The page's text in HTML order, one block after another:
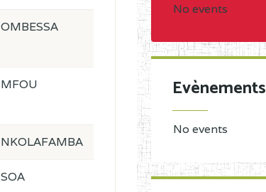
OMBESSA
MFOU
NKOLAFAMBA
SOA
No events
Evènements
No events